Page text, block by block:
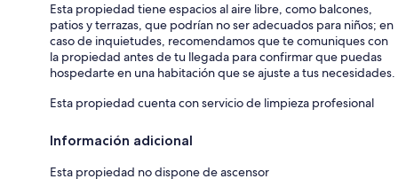
Esta propiedad tiene espacios al aire libre, como balcones,
patios y terrazas, que podrían no ser adecuados para niños; en
caso de inquietudes, recomendamos que te comuniques con
la propiedad antes de tu llegada para confirmar que puedas
hospedarte en una habitación que se ajuste a tus necesidades.
Esta propiedad cuenta con servicio de limpieza profesional
Información adicional
Esta propiedad no dispone de ascensor